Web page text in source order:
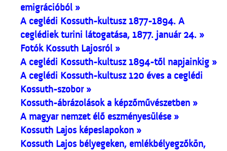
emigrációból »
A ceglédi Kossuth-kultusz 1877-1894. A
ceglédiek turini látogatása, 1877. január 24. »
Fotók Kossuth Lajosról »
A ceglédi Kossuth-kultusz 1894-től napjainkig »
A ceglédi Kossuth-kultusz 120 éves a ceglédi
Kossuth-szobor »
Kossuth-ábrázolások a képzőművészetben »
A magyar nemzet élő eszményesülése »
Kossuth Lajos képeslapokon »
Kossuth Lajos bélyegeken, emlékbélyegzőkön,